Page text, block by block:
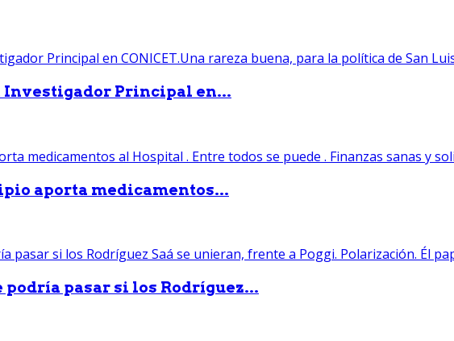
Investigador Principal en...
aporta medicamentos...
podría pasar si los Rodríguez...